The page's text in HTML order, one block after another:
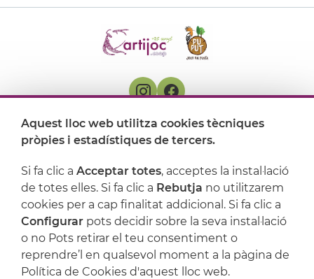
On ens trobem
Suport
Aquest lloc web utilitza cookies tècniques
pròpies i estadístiques de tercers.
Si fa clic a Acceptar totes, acceptes la instal·lació
de totes elles. Si fa clic a Rebutja no utilitzarem
cookies per a cap finalitat addicional. Si fa clic a
Configurar pots decidir sobre la seva instal·lació
o no Pots retirar el teu consentiment o
reprendre’l en qualsevol moment a la pàgina de
Política de Cookies d'aquest lloc web.